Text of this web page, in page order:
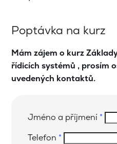
Poptávka na kurz
Mám zájem o kurz
řídicích systémů , prosím
uvedených kontaktů.
Jméno a příjmení *
Telefon *